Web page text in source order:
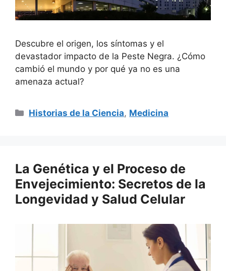
Descubre el origen, los síntomas y el
devastador impacto de la Peste Negra. ¿Cómo
cambió el mundo y por qué ya no es una
amenaza actual?
Categorías
Historias de la Ciencia, Medicina
La Genética y el Proceso de
Envejecimiento: Secretos de la
Longevidad y Salud Celular